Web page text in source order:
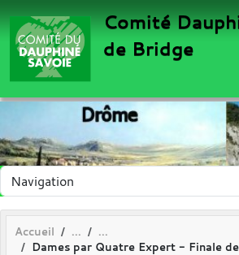
Comité
de Bridge
Accueil
Dames par Quatre Expert - Finale
Panneau de gestion des cookies